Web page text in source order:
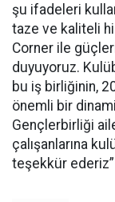
şu ifadeleri
taze ve kaliteli
Corner ile
duyuyoruz.
bu iş birliğinin,
önemli bir
Gençlerbirliği
çalışanlarına
teşekkür